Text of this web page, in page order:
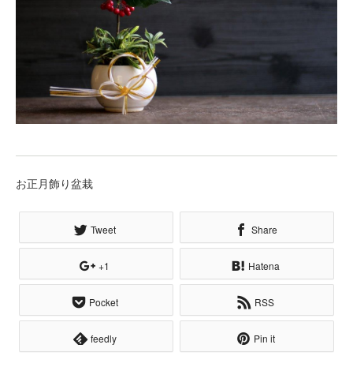
お正月飾り盆栽
Tweet Share
+1 Hatena
Pocket RSS
feedly Pin it